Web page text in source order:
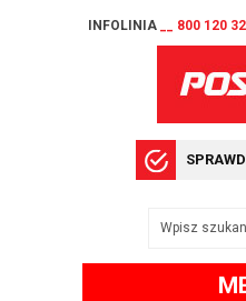
INFOLINIA __ 800 120